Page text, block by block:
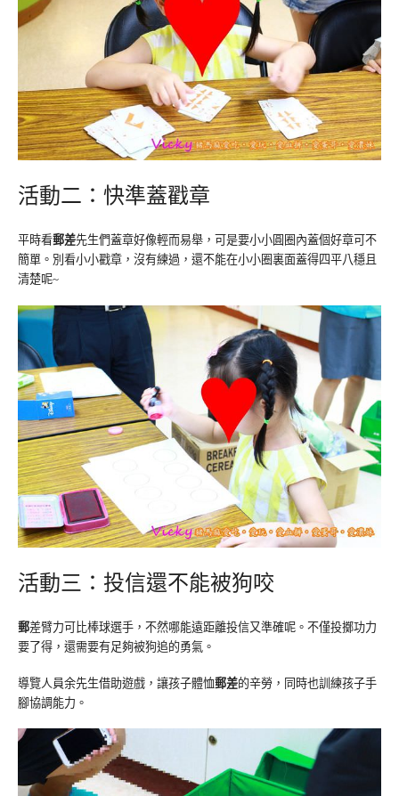
活動二：快準蓋戳章
平時看郵差先生們蓋章好像輕而易舉，可是要小小圓圈內蓋個好章可不
簡單。別看小小戳章，沒有練過，還不能在小小圈裏面蓋得四平八穩且
清楚呢~
活動三：投信還不能被狗咬
郵差臂力可比棒球選手，不然哪能遠距離投信又準確呢。不僅投擲功力
要了得，還需要有足夠被狗追的勇氣。
導覽人員余先生借助遊戲，讓孩子體恤郵差的辛勞，同時也訓練孩子手
腳協調能力。